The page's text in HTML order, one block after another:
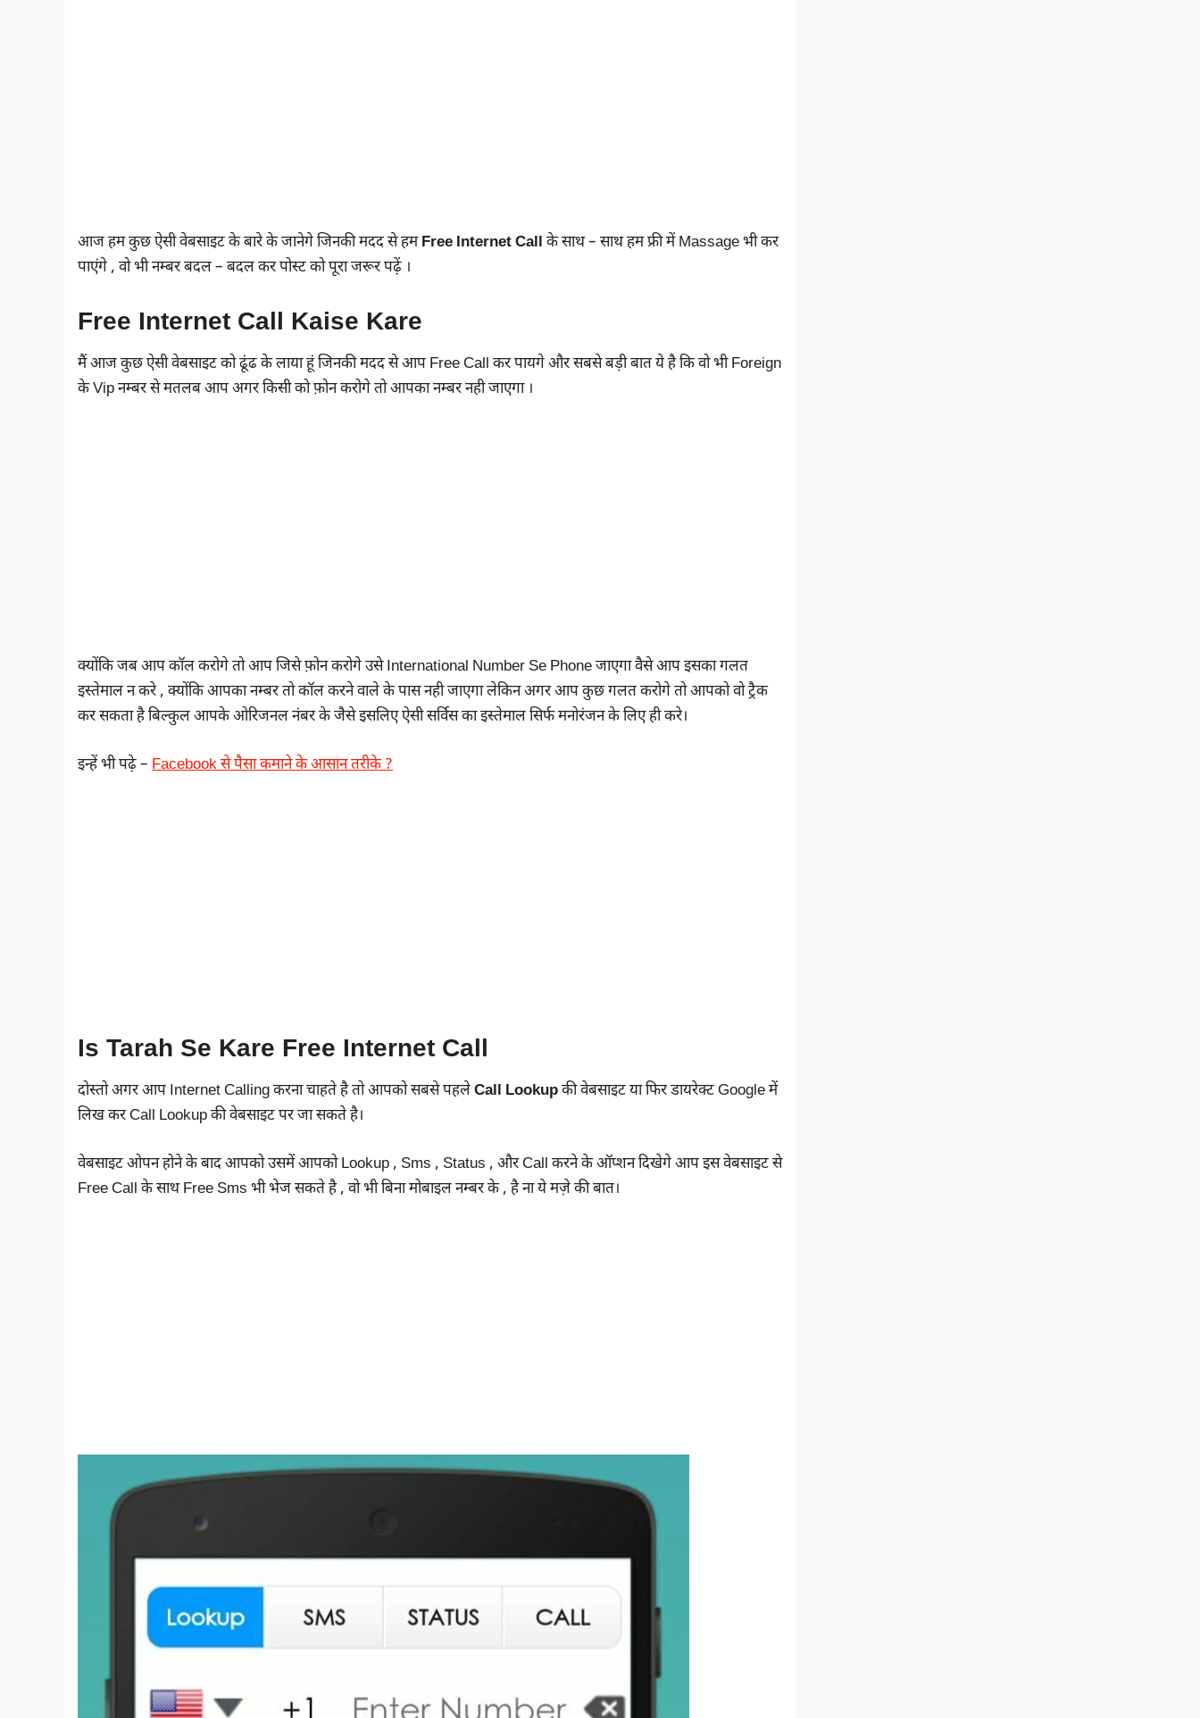
आज हम कुछ ऐसी वेबसाइट के बारे के जानेगे जिनकी मदद से हमFree Internet Call के साथ – साथ हम फ्री में Massage भी कर
पाएंगे , वो भी नम्बर बदल – बदल कर पोस्ट को पूरा जरूर पढ़ें ।
Free Internet Call Kaise Kare
मैं आज कुछ ऐसी वेबसाइट को ढूंढ के लाया हूं जिनकी मदद से आप Free Call कर पायगे और सबसे बड़ी बात ये है कि वो भी Foreign
के Vip नम्बर से मतलब आप अगर किसी को फ़ोन करोगे तो आपका नम्बर नही जाएगा ।
क्योंकि जब आप कॉल करोगे तो आप जिसे फ़ोन करोगे उसे International Number Se Phone जाएगा वैसे आप इसका गलत
इस्तेमाल न करे , क्योंकि आपका नम्बर तो कॉल करने वाले के पास नही जाएगा लेकिन अगर आप कुछ गलत करोगे तो आपको वो ट्रैक
कर सकता है बिल्कुल आपके ओरिजनल नंबर के जैसे इसलिए ऐसी सर्विस का इस्तेमाल सिर्फ मनोरंजन के लिए ही करे।
इन्हें भी पढ़े – Facebook से पैसा कमाने के आसान तरीके ?
Is Tarah Se Kare Free Internet Call
दोस्तो अगर आप Internet Calling करना चाहते है तो आपको सबसे पहलेCall Lookupकी वेबसाइट या फिर डायरेक्ट Google में
लिख कर Call Lookup की वेबसाइट पर जा सकते है।
वेबसाइट ओपन होने के बाद आपको उसमें आपको Lookup , Sms , Status , और Call करने के ऑप्शन दिखेगे आप इस वेबसाइट से
Free Call के साथ Free Sms भी भेज सकते है , वो भी बिना मोबाइल नम्बर के , है ना ये मज़े की बात।